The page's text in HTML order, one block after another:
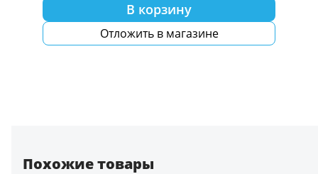
В корзину
Отложить в магазине
Похожие товары